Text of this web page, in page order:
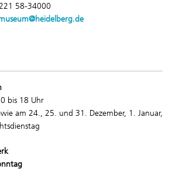
58-34000
bis 18 Uhr
am 24., 25. und 31. Dezember, 1. Januar,